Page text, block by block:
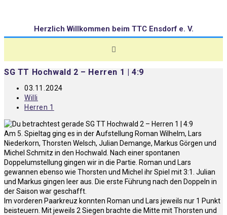
Herzlich Willkommen beim TTC Ensdorf e. V.
SG TT Hochwald 2 – Herren 1 | 4:9
03.11.2024
Willi
Herren 1
Am 5. Spieltag ging es in der Aufstellung Roman Wilhelm, Lars
Niederkorn, Thorsten Welsch, Julian Demange, Markus Görgen und
Michel Schmitz in den Hochwald. Nach einer spontanen
Doppelumstellung gingen wir in die Partie. Roman und Lars
gewannen ebenso wie Thorsten und Michel ihr Spiel mit 3:1. Julian
und Markus gingen leer aus. Die erste Führung nach den Doppeln in
der Saison war geschafft.
Im vorderen Paarkreuz konnten Roman und Lars jeweils nur 1 Punkt
beisteuern. Mit jeweils 2 Siegen brachte die Mitte mit Thorsten und